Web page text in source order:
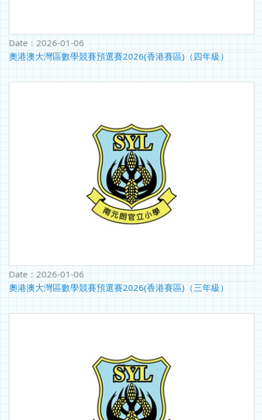
Date： 2026-01-06
奧港澳大灣區數學競賽預選賽2026(香港賽區)（四年級）
Date： 2026-01-06
奧港澳大灣區數學競賽預選賽2026(香港賽區)（三年級）